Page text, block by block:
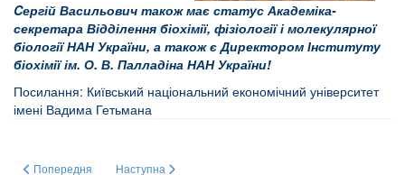
Cергій Васильович також має статус Академіка-
секретара Відділення біохімії, фізіології і молекулярної
біології НАН України, а також є Директором Інституту
біохімії ім. О. В. Палладіна НАН України!
Посилання: Київський національний економічний університет
імені Вадима Гетьмана
Попередня стаття: ЛІДЕРИ НАУКОВОГО ПРОГРЕСУ: ПІД ЗНАКОМ
Попередня Наступна стаття: Щиро поздоровляємо зі славним
Наступна